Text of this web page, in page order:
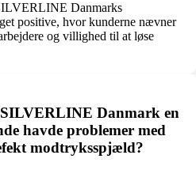
Danmarks
positive, hvor kunderne nævner
og villighed til at løse
Danmark en
havde problemer med
modtryksspjæld?